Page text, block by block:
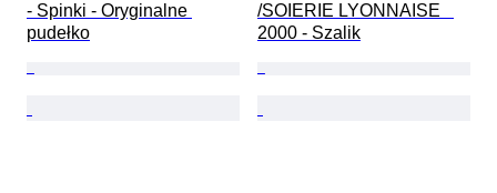
- Spinki - Oryginalne
pudełko
/SOIERIE LYONNAISE
2000 - Szalik